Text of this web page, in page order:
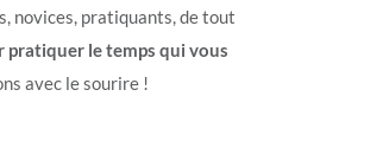
novices, pratiquants, de tout
pratiquer le temps qui vous
avec le sourire !